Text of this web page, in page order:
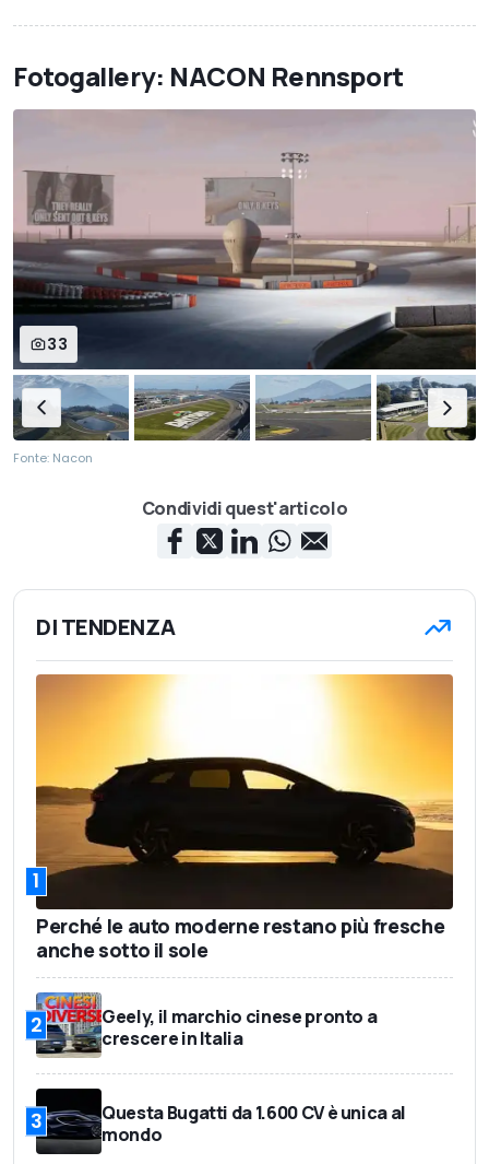
Fotogallery: NACON Rennsport
33
Fonte: Nacon
Condividi quest'articolo
DI TENDENZA
1
Perché le auto moderne restano più fresche
anche sotto il sole
2
Geely, il marchio cinese pronto a
crescere in Italia
3
Questa Bugatti da 1.600 CV è unica al
mondo